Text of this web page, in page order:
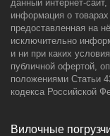
данный интернет-
информация о
предоставленная на
исключительно
и ни при каких
публичной офертой,
положениями Статьи
кодекса Российской
Вилочные